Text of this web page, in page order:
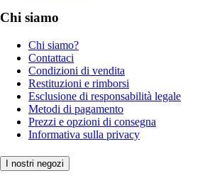
Chi siamo
Chi siamo?
Contattaci
Condizioni di vendita
Restituzioni e rimborsi
Esclusione di responsabilità legale
Metodi di pagamento
Prezzi e opzioni di consegna
Informativa sulla privacy
I nostri negozi